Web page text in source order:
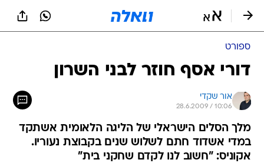
ספורט
דורי אסף חוזר לבני השרון
אור שקדי
28.6.2009 / 10:06
מלך הסלים הישראלי של הליגה הלאומית אשתקד
במדי אשדוד חתם לשלוש שנים בקבוצת נעוריו.
אקוניס: "חשוב לנו לקדם שחקני בית"